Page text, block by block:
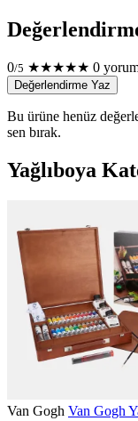
0/5 ★★★★★ 0
Değerlendirme Yaz
Bu ürüne henüz
sen bırak.
Yağlıboya
Van Gogh Van Gogh